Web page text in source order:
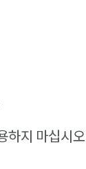
하지 마십시